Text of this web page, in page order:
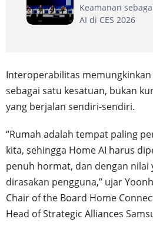
Keamanan
AI di CES 2026
Interoperabilitas memungkinkan
sebagai satu kesatuan, bukan
yang berjalan sendiri-sendiri.
“Rumah adalah tempat paling
kita, sehingga Home AI harus
penuh hormat, dan dengan nilai
dirasakan pengguna,” ujar
Chair of the Board Home
Head of Strategic Alliances